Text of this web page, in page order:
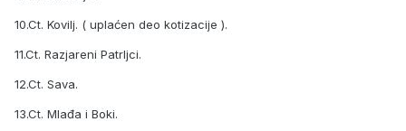
10.Ct. Kovilj. ( uplaćen deo kotizacije ).
11.Ct. Razjareni Patrljci.
12.Ct. Sava.
13.Ct. Mlađa i Boki.